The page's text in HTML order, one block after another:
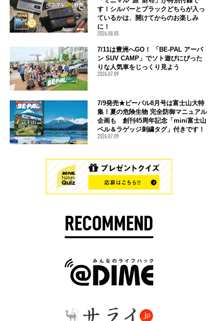
す！シルバーとブラックどちらが入っ
ているかは、開けてからのお楽しみ
に！
2026.08.05
7/11は豊洲へGO！ 「BE-PAL アーバ
ン SUV CAMP」でソト遊びにぴった
りな人気車をじっくり見よう
2026.07.09
7/9発売★ビーパル8月号は富士山大特
集！夏の危険生物 完全防御マニュアル
企画も 創刊45周年記念「mini富士山
ベル＆ラゲッジ刺繍タグ」付きです！
2026.07.09
RECOMMEND